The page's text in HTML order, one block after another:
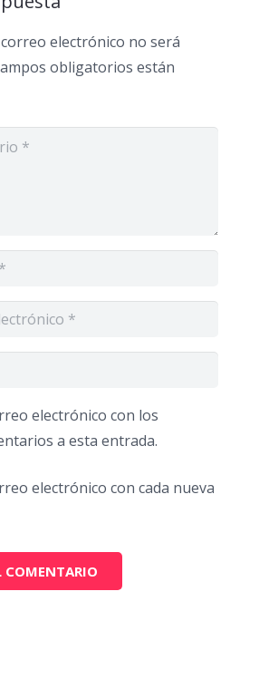
electrónico no será
obligatorios están
electrónico con los
a esta entrada.
electrónico con cada nueva